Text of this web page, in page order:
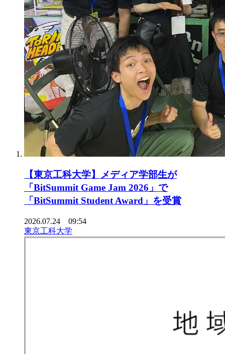
【東京工科大学】メディア学部生が
「BitSummit Game Jam 2026」で
「BitSummit Student Award」を受賞
2026.07.24 09:54
東京工科大学